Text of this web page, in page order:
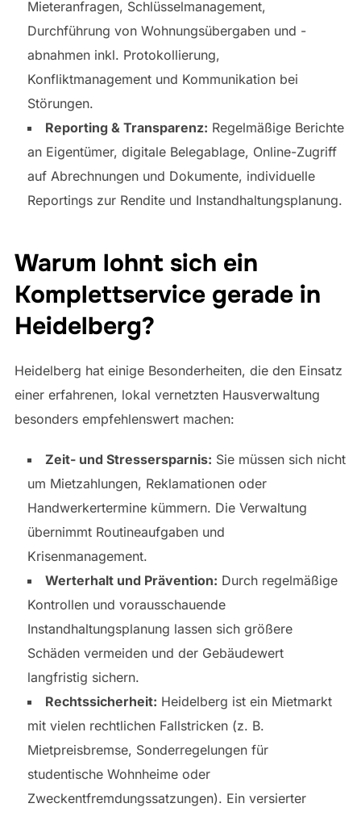
Mieteranfragen, Schlüsselmanagement,
Durchführung von Wohnungsübergaben und -
abnahmen inkl. Protokollierung,
Konfliktmanagement und Kommunikation bei
Störungen.
Reporting & Transparenz: Regelmäßige Berichte
an Eigentümer, digitale Belegablage, Online-Zugriff
auf Abrechnungen und Dokumente, individuelle
Reportings zur Rendite und Instandhaltungsplanung.
Warum lohnt sich ein
Komplettservice gerade in
Heidelberg?
Heidelberg hat einige Besonderheiten, die den Einsatz
einer erfahrenen, lokal vernetzten Hausverwaltung
besonders empfehlenswert machen:
Zeit- und Stressersparnis: Sie müssen sich nicht
um Mietzahlungen, Reklamationen oder
Handwerkertermine kümmern. Die Verwaltung
übernimmt Routineaufgaben und
Krisenmanagement.
Werterhalt und Prävention: Durch regelmäßige
Kontrollen und vorausschauende
Instandhaltungsplanung lassen sich größere
Schäden vermeiden und der Gebäudewert
langfristig sichern.
Rechtssicherheit: Heidelberg ist ein Mietmarkt
mit vielen rechtlichen Fallstricken (z. B.
Mietpreisbremse, Sonderregelungen für
studentische Wohnheime oder
Zweckentfremdungssatzungen). Ein versierter